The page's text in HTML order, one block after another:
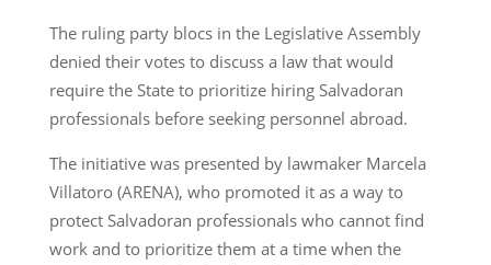
The ruling party blocs in the Legislative Assembly
denied their votes to discuss a law that would
require the State to prioritize hiring Salvadoran
professionals before seeking personnel abroad.
The initiative was presented by lawmaker Marcela
Villatoro (ARENA), who promoted it as a way to
protect Salvadoran professionals who cannot find
work and to prioritize them at a time when the